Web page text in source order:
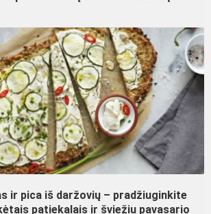
ir pica iš daržovių – pradžiuginkite
patiekalais ir šviežiu pavasario